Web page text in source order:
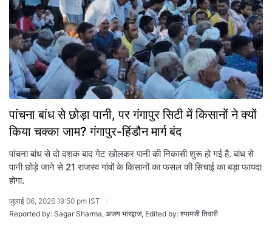
पांचना बांध से छोड़ा पानी, पर गंगापुर सिटी में किसानों ने क्यों
किया चक्का जाम? गंगापुर-हिंडौन मार्ग बंद
पांचना बांध से दो दशक बाद गेट खोलकर पानी की निकासी शुरू हो गई है. बांध से
पानी छोड़े जाने से 21 राजस्व गांवों के किसानों का फसल की सिचाई का बड़ा फायदा
होगा.
जुलाई 06, 2026 19:50 pm IST
Reported by: Sagar Sharma, अजय भारद्वाज, Edited by: श्यामजी तिवारी